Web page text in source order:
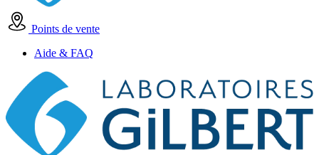
Points de vente
Aide & FAQ